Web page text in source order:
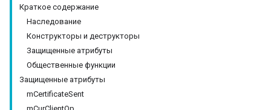
Краткое содержание
Наследование
Конструкторы и деструкторы
Защищенные атрибуты
Общественные функции
Защищенные атрибуты
mCertificateSent